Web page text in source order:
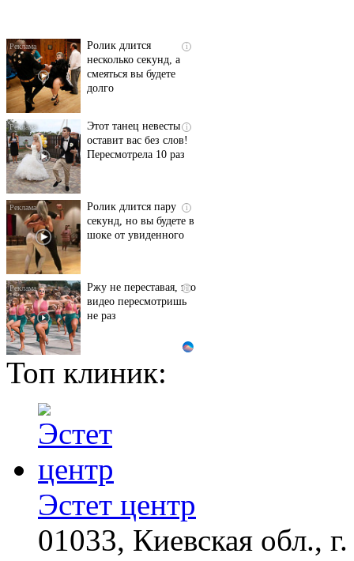
i
Ролик длится
несколько секунд, а
смеяться вы будете
долго
i
Этот танец невесты
оставит вас без слов!
Пересмотрела 10 раз
i
Ролик длится пару
секунд, но вы будете в
шоке от увиденного
i
Ржу не переставая, это
видео пересмотришь
не раз
Ролик из Омска: вы
будете смеяться долго
Житель Андреаполя
молодого ухажера
Королева вагона
отожгла! Видео не
оставит равнодушным
Топ клиник:
Эстет центр
01033, Киевская обл.,